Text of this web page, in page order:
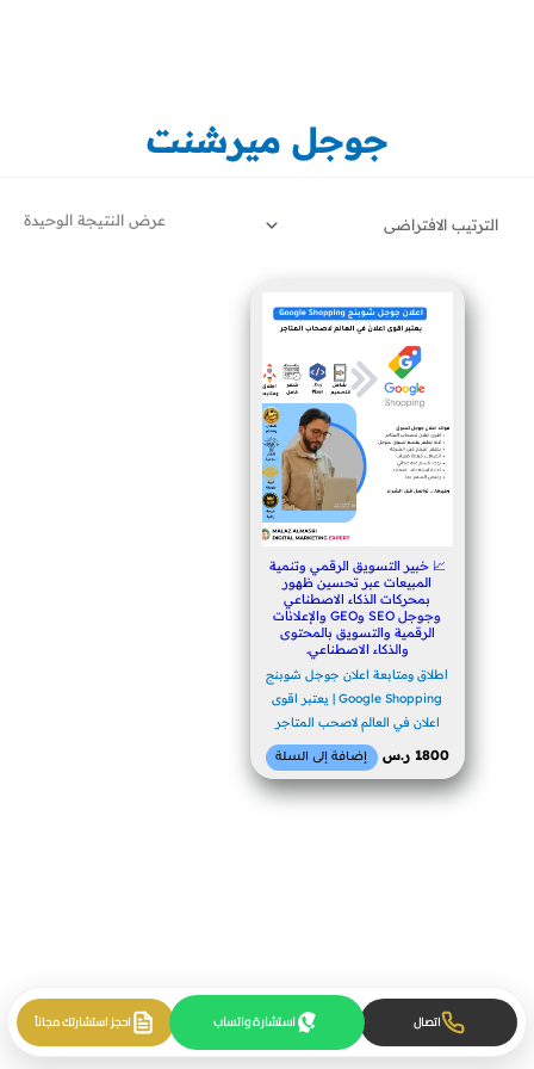
جوجل ميرشنت
عرض النتيجة الوحيدة
📈 خبير التسويق الرقمي وتنمية
المبيعات عبر تحسين ظهور
بمحركات الذكاء الاصطناعي
وجوجل SEO وGEO والإعلانات
الرقمية والتسويق بالمحتوى
والذكاء الاصطناعي.
اطلاق ومتابعة اعلان جوجل شوبنج
Google Shopping | يعتبر اقوى
اعلان في العالم لاصحب المتاجر
1800 ر.س إضافة إلى السلة
اتصال استشارة واتساب احجز استشارتك مجاناً